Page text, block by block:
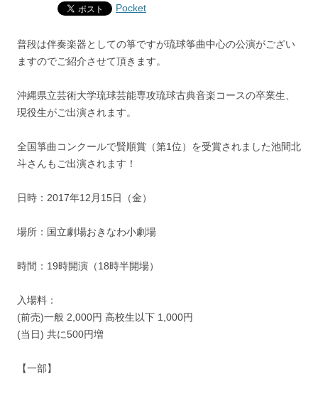
Pocket
普段は伴奏楽器としての箏ですが琉球筝曲中心の公演がござい
ますのでご紹介させて頂きます。
沖縄県立芸術大学琉球芸能専攻琉球古典音楽コースの卒業生、
現役生がご出演されます。
全国箏曲コンクールで賢順賞（第1位）を受賞されました池間北
斗さんもご出演されます！
日時：2017年12月15日（金）
場所：国立劇場おきなわ小劇場
時間：19時開演（18時半開場）
入場料：
(前売)一般 2,000円 高校生以下 1,000円
(当日) 共に500円増
【一部】